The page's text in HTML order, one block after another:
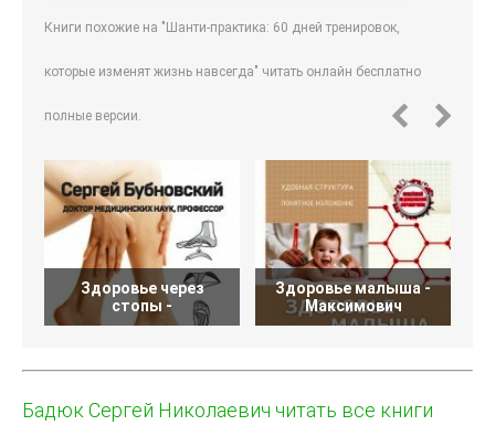
Книги похожие на "Шанти-практика: 60 дней тренировок,
которые изменят жизнь навсегда" читать онлайн бесплатно
полные версии.
Здоровье через
стопы -
Здоровье малыша -
Максимович
Бадюк Сергей Николаевич читать все книги